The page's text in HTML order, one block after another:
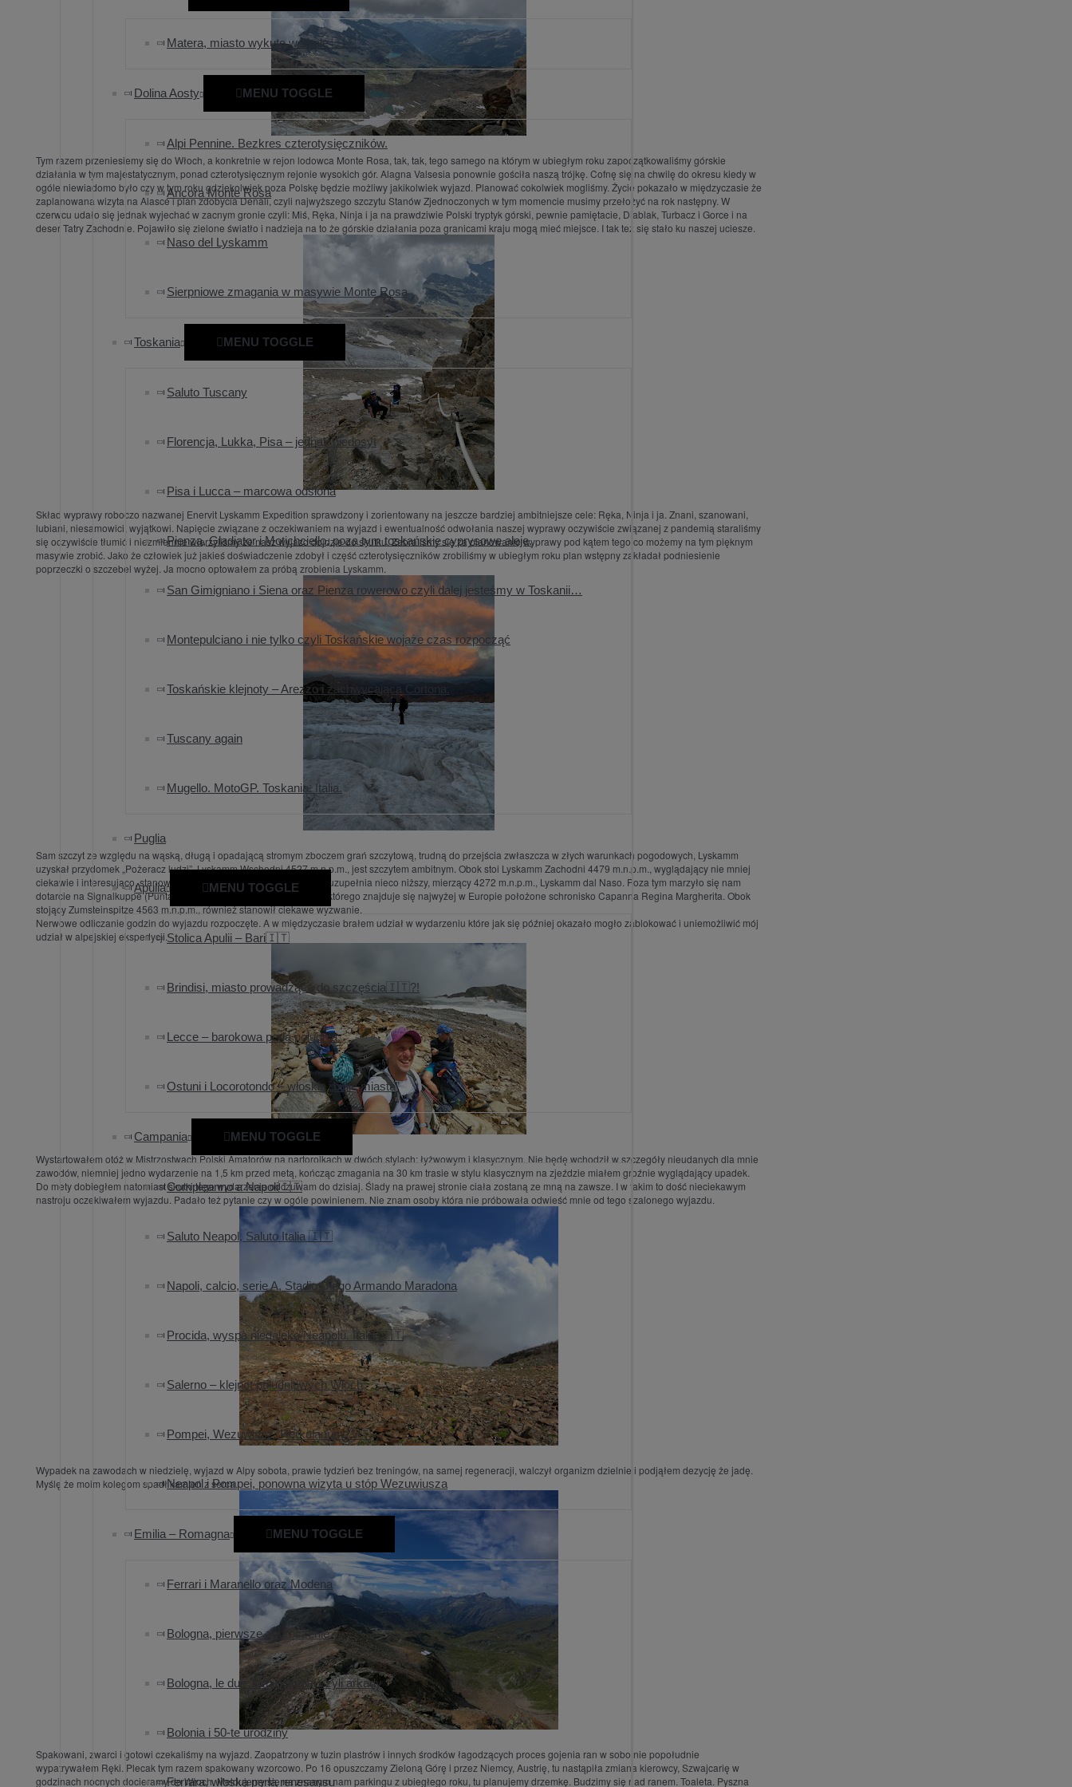
Matera, miasto wykute w skale 🇮🇹
Dolina Aosty MENU TOGGLE
Alpi Pennine. Bezkres czterotysięczników.
Ancora Monte Rosa
Naso del Lyskamm
Sierpniowe zmagania w masywie Monte Rosa
Toskania MENU TOGGLE
Saluto Tuscany
Florencja, Lukka, Pisa – jednak niedosyt
Pisa i Lucca – marcowa odsłona
Pienza, Gladiator i Motichciello, poza tym toskańskie cyprysowe aleje.
San Gimigniano i Siena oraz Pienza rowerowo czyli dalej jesteśmy w Toskanii…
Montepulciano i nie tylko czyli Toskańskie wojaże czas rozpocząć
Toskańskie klejnoty – Arezzo i zachwycająca Cortona.
Tuscany again
Mugello. MotoGP. Toskania. Italia.
Puglia
Apulia MENU TOGGLE
Stolica Apulii – Bari🇮🇹
Brindisi, miasto prowadzące do szczęścia🇮🇹?!
Lecce – barokowa perła południa.
Ostuni i Locorotondo – włoskie „białe miasta”
Campania MENU TOGGLE
Compleanno a Napoli🇮🇹
Saluto Neapol, Saluto Italia 🇮🇹
Napoli, calcio, serie A, Stadio Diego Armando Maradona
Procida, wyspa niedaleko Neapolu. Italia 🇮🇹
Salerno – klejnot południowych Włoch
Pompei, Wezuwiusz, Herkulanum 🇮🇹
Neapol i Pompei, ponowna wizyta u stóp Wezuwiusza
Emilia – Romagna MENU TOGGLE
Ferrari i Maranello oraz Modena
Bologna, pierwsze zauroczenie
Bologna, le due Torri e portici czyli arkady
Bolonia i 50-te urodziny
Ferrara, włoska perła renesansu
Tym razem przeniesiemy się do Włoch, a konkretnie w rejon lodowca Monte Rosa, tak, tak, tego samego na którym w ubiegłym roku zapoczątkowaliśmy górskie
działania w tym majestatycznym, ponad czterotysięcznym rejonie wysokich gór. Alagna Valsesia ponownie gościła naszą trójkę. Cofnę się na chwilę do okresu kiedy w
ogóle niewiadomo było czy w tym roku gdziekolwiek poza Polskę będzie możliwy jakikolwiek wyjazd. Planować cokolwiek mogliśmy. Życie pokazało w międzyczasie że
zaplanowana wizyta na Alasce i plan zdobycia Denali, czyli najwyższego szczytu Stanów Zjednoczonych w tym momencie musimy przełożyć na rok następny. W
czerwcu udało się jednak wyjechać w zacnym gronie czyli: Miś, Ręka, Ninja i ja na prawdziwie Polski tryptyk górski, pewnie pamiętacie, Diablak, Turbacz i Gorce i na
deser Tatry Zachodnie. Pojawiło się zielone światło i nadzieja na to że górskie działania poza granicami kraju mogą mieć miejsce. I tak też się stało ku naszej uciesze.
Skład wyprawy roboczo nazwanej Enervit Lyskamm Expedition sprawdzony i zorientowany na jeszcze bardziej ambitniejsze cele: Ręka, Ninja i ja. Znani, szanowani,
lubiani, niesamowici, wyjątkowi. Napięcie związane z oczekiwaniem na wyjazd i ewentualność odwołania naszej wyprawy oczywiście związanej z pandemią staraliśmy
się oczywiście tłumić i niezmiennie wierzyliśmy że nasz wyjazd dojdzie do skutku. Zabraliśmy się za planowanie wyprawy pod kątem tego co możemy na tym pięknym
masywie zrobić. Jako że człowiek już jakieś doświadczenie zdobył i część czterotysięczników zrobiliśmy w ubiegłym roku plan wstępny zakładał podniesienie
poprzeczki o szczebel wyżej. Ja mocno optowałem za próbą zrobienia Lyskamm.
Sam szczyt ze względu na wąską, długą i opadającą stromym zboczem grań szczytową, trudną do przejścia zwłaszcza w złych warunkach pogodowych, Lyskamm
uzyskał przydomek „Pożeracz ludzi”. Lyskamm Wschodni 4527 m.n.p.m., jest szczytem ambitnym. Obok stoi Lyskamm Zachodni 4479 m.n.p.m., wyglądający nie mniej
ciekawie i interesująco, stanowiący osobny szczyt. Grupę Lyskamm uzupełnia nieco niższy, mierzący 4272 m.n.p.m., Lyskamm dal Naso. Poza tym marzyło się nam
dotarcie na Signalkuppe (Punta Gnifetti) 4554 m.n.p.m. na szczycie którego znajduje się najwyżej w Europie położone schronisko Capanna Regina Margherita. Obok
stojący Zumsteinspitze 4563 m.n.p.m., również stanowił ciekawe wyzwanie.
Nerwowe odliczanie godzin do wyjazdu rozpoczęte. A w międzyczasie brałem udział w wydarzeniu które jak się później okazało mogło zablokować i uniemożliwić mój
udział w alpejskiej ekspedycji.
Wystartowałem otóż w Mistrzostwach Polski Amatorów na nartorolkach w dwóch stylach: łyżwowym i klasycznym. Nie będę wchodził w szczegóły nieudanych dla mnie
zawodów, niemniej jedno wydarzenie na 1,5 km przed metą, kończąc zmagania na 30 km trasie w stylu klasycznym na zjeździe miałem groźnie wyglądający upadek.
Do mety dobiegłem natomiast skutki tego wydarzenia odczuwam do dzisiaj. Ślady na prawej stronie ciała zostaną ze mną na zawsze. I w takim to dość nieciekawym
nastroju oczekiwałem wyjazdu. Padało też pytanie czy w ogóle powinienem. Nie znam osoby która nie próbowała odwieść mnie od tego szalonego wyjazdu.
Wypadek na zawodach w niedzielę, wyjazd w Alpy sobota, prawie tydzień bez treningów, na samej regeneracji, walczył organizm dzielnie i podjąłem dezycję że jadę.
Myślę że moim kolegom spadł kamień z serca.
Spakowani, zwarci i gotowi czekaliśmy na wyjazd. Zaopatrzony w tuzin plastrów i innych środków łagodzących proces gojenia ran w sobotnie popołudnie
wypatrywałem Ręki. Plecak tym razem spakowany wzorcowo. Po 16 opuszczamy Zieloną Górę i przez Niemcy, Austrię, tu nastąpiła zmiana kierowcy, Szwajcarię w
godzinach nocnych docieramy do Włoch. Meldujemy się na znanym nam parkingu z ubiegłego roku, tu planujemy drzemkę. Budzimy się nad ranem. Toaleta. Pyszna